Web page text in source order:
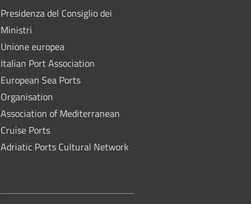
Presidenza del Consiglio dei
Ministri
Unione europea
Italian Port Association
European Sea Ports
Organisation
Association of Mediterranean
Cruise Ports
Adriatic Ports Cultural Network